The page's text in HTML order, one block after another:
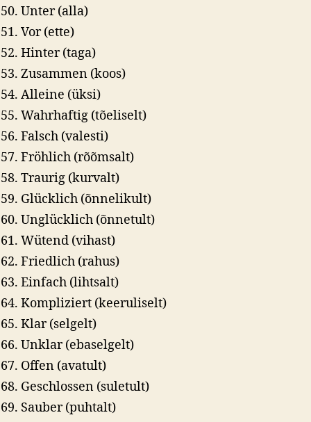
Unter (alla)
Vor (ette)
Hinter (taga)
Zusammen (koos)
Alleine (üksi)
Wahrhaftig (tõeliselt)
Falsch (valesti)
Fröhlich (rõõmsalt)
Traurig (kurvalt)
Glücklich (õnnelikult)
Unglücklich (õnnetult)
Wütend (vihast)
Friedlich (rahus)
Einfach (lihtsalt)
Kompliziert (keeruliselt)
Klar (selgelt)
Unklar (ebaselgelt)
Offen (avatult)
Geschlossen (suletult)
Sauber (puhtalt)